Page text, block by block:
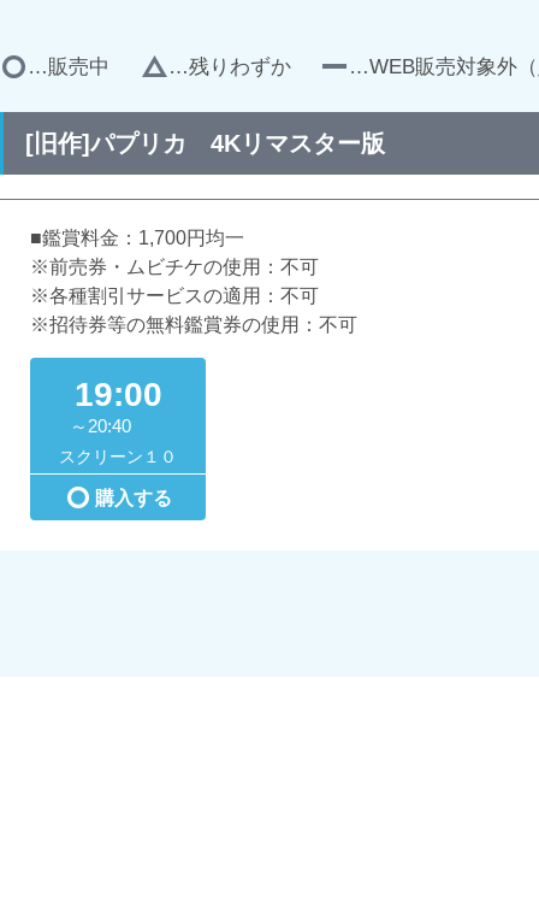
…販売中 …残りわずか …WEB販売対象外
[旧作]パプリカ 4Kリマスター版
■鑑賞料金：1,700円均一
※前売券・ムビチケの使用：不可
※各種割引サービスの適用：不可
※招待券等の無料鑑賞券の使用：不可
19:00
～20:40
スクリーン１０
購入する